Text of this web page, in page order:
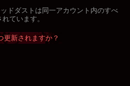
ドダストは同一アカウント内のすべ
ています。
更新されますか？